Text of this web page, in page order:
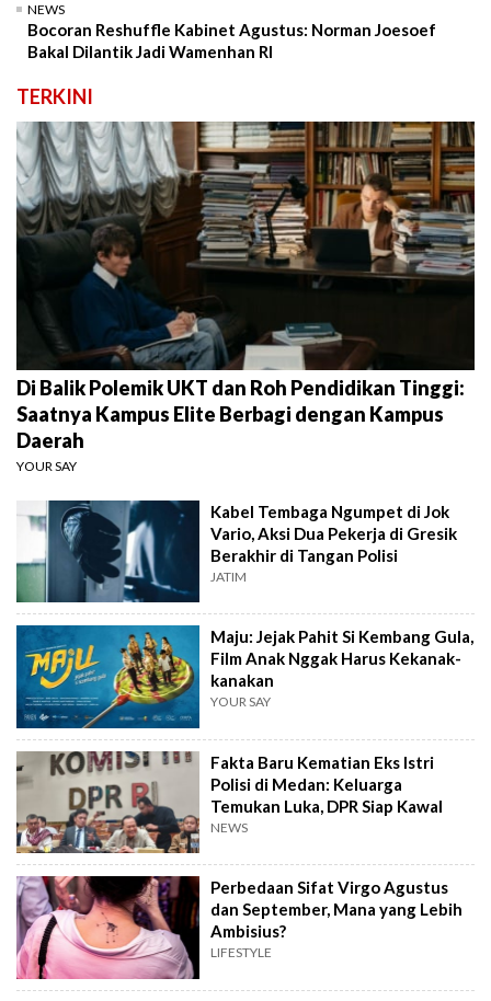
NEWS
Bocoran Reshuffle Kabinet Agustus: Norman Joesoef
Bakal Dilantik Jadi Wamenhan RI
TERKINI
Di Balik Polemik UKT dan Roh Pendidikan Tinggi:
Saatnya Kampus Elite Berbagi dengan Kampus
Daerah
YOUR SAY
Kabel Tembaga Ngumpet di Jok
Vario, Aksi Dua Pekerja di Gresik
Berakhir di Tangan Polisi
JATIM
Maju: Jejak Pahit Si Kembang Gula,
Film Anak Nggak Harus Kekanak-
kanakan
YOUR SAY
Fakta Baru Kematian Eks Istri
Polisi di Medan: Keluarga
Temukan Luka, DPR Siap Kawal
NEWS
Perbedaan Sifat Virgo Agustus
dan September, Mana yang Lebih
Ambisius?
LIFESTYLE